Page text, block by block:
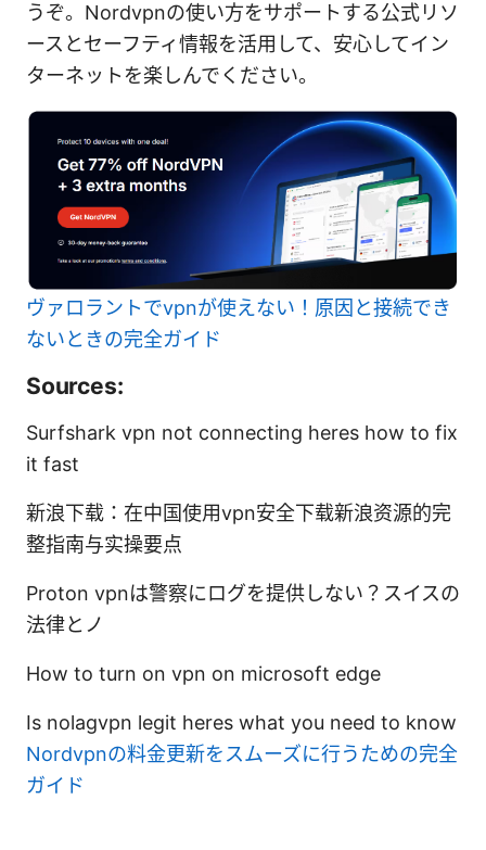
うぞ。Nordvpnの使い方をサポートする公式リソ
ースとセーフティ情報を活用して、安心してイン
ターネットを楽しんでください。
ヴァロラントでvpnが使えない！原因と接続でき
ないときの完全ガイド
Sources:
Surfshark vpn not connecting heres how to fix
it fast
新浪下载：在中国使用vpn安全下载新浪资源的完
整指南与实操要点
Proton vpnは警察にログを提供しない？スイスの
法律とノ
How to turn on vpn on microsoft edge
Is nolagvpn legit heres what you need to know
Nordvpnの料金更新をスムーズに行うための完全
ガイド